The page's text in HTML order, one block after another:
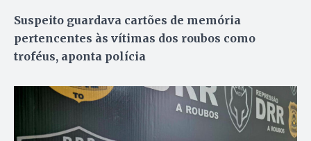
Suspeito guardava cartões de memória
pertencentes às vítimas dos roubos como
troféus, aponta polícia